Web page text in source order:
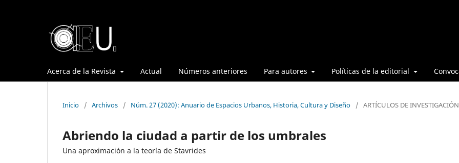
Acerca de la Revista Actual Números anteriores Para autores Políticas de la editorial
Inicio / Archivos / Núm. 27 (2020): Anuario de Espacios Urbanos, Historia, Cultura y Diseño / ARTÍCULOS DE INVESTIGACIÓN
Abriendo la ciudad a partir de los umbrales
Una aproximación a la teoría de Stavrides